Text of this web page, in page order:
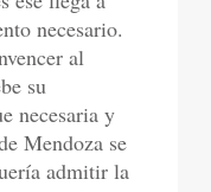
necesario.
al
su
necesaria y
Mendoza se
admitir la